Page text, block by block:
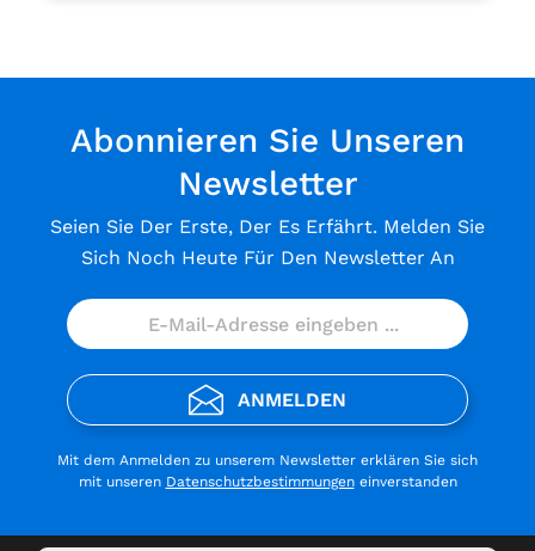
Abonnieren Sie Unseren
Newsletter
Seien Sie Der Erste, Der Es Erfährt. Melden Sie
Sich Noch Heute Für Den Newsletter An
ANMELDEN
Mit dem Anmelden zu unserem Newsletter erklären Sie sich
mit unseren Datenschutzbestimmungeneinverstanden